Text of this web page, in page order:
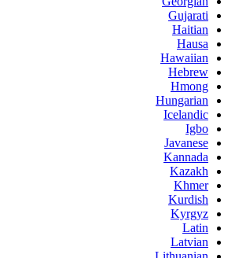
Gujarati
Haitian
Hausa
Hawaiian
Hebrew
Hmong
Hungarian
Icelandic
Igbo
Javanese
Kannada
Kazakh
Khmer
Kurdish
Kyrgyz
Latin
Latvian